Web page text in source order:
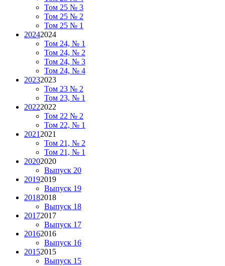
Том 25 № 3
Том 25 № 2
Том 25 № 1
20242024
Том 24, № 1
Том 24, № 2
Том 24, № 3
Том 24, № 4
20232023
Том 23 № 2
Том 23, № 1
20222022
Том 22 № 2
Том 22, № 1
2021 2021
Том 21, № 2
Том 21, № 1
20202020
Выпуск 20
20192019
Выпуск 19
20182018
Выпуск 18
20172017
Выпуск 17
20162016
Выпуск 16
20152015
Выпуск 15